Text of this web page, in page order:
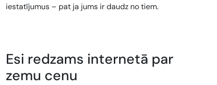
iestatījumus – pat ja jums ir daudz no tiem.
Esi redzams internetā par
zemu cenu